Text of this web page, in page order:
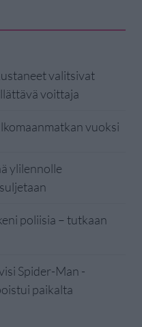
valitsivat
voittaja
vuoksi
ylilennolle
poliisia – tutkaan
Spider-Man -
paikalta